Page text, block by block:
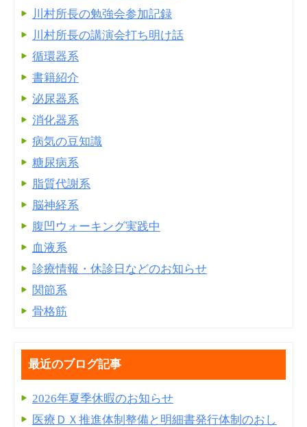
川村所長の勉強会参加記録
川村所長の講演会打ち明け話
循環器系
書籍紹介
泌尿器系
消化器系
病気の豆知識
糖尿病系
脂質代謝系
脳神経系
腹凹ウォーキング実践中
血液系
診療情報・休診日などのお知らせ
関節系
骨格筋
最近のブログ記事
2026年夏季休暇のお知らせ
医療ＤＸ推進体制整備と明細書発⾏体制のおし